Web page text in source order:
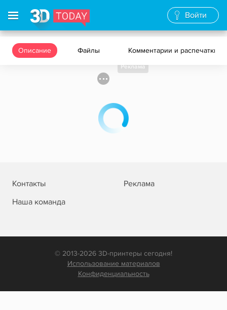
Войти
Описание Файлы Комментарии и распечатки
Реклама
Контакты
Реклама
Наша команда
© 2013-2026 3D-принтеры сегодня!
Использование материалов
Конфиденциальность